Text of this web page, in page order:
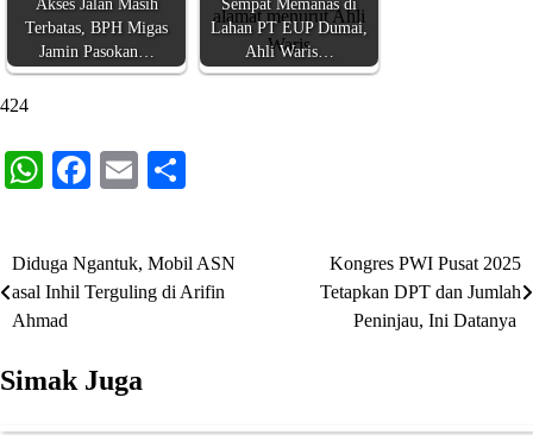
Terbatas, BPH Migas
Jamin Pasokan…
Lahan PT EUP Dumai,
Ahli Waris…
424
WhatsApp
Facebook
Email
Navigasi
pos
Diduga Ngantuk, Mobil ASN
asal Inhil Terguling di Arifin
Ahmad
Kongres PWI Pusat 2025
Tetapkan DPT dan Jumlah
Peninjau, Ini Datanya
Simak Juga